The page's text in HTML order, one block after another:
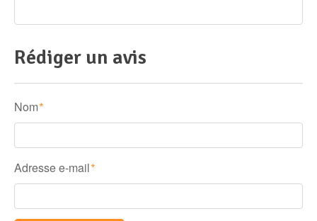
Rédiger un avis
Nom *
Adresse e-mail *